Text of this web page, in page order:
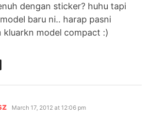
dengan sticker? huhu tapi
baru ni.. harap pasni
kluarkn model compact :)
says:
March 17, 2012 at 12:06 pm